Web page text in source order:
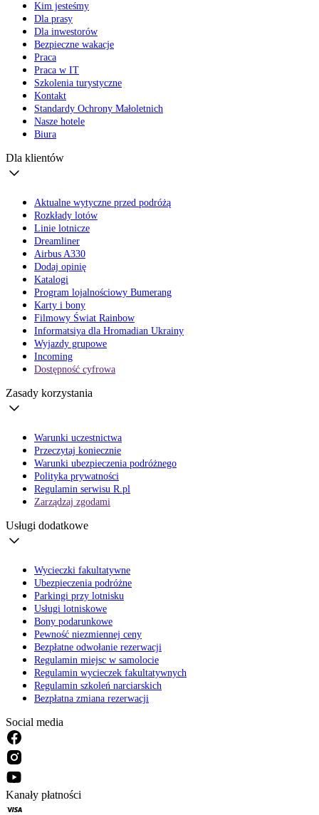
Kim jesteśmy
Dla prasy
Dla inwestorów
Bezpieczne wakacje
Praca
Praca w IT
Szkolenia turystyczne
Kontakt
Standardy Ochrony Małoletnich
Nasze hotele
Biura
Dla klientów
Aktualne wytyczne przed podróżą
Rozkłady lotów
Linie lotnicze
Dreamliner
Airbus A330
Dodaj opinię
Katalogi
Program lojalnościowy Bumerang
Karty i bony
Filmowy Świat Rainbow
Informatsiya dla Hromadian Ukrainy
Wyjazdy grupowe
Incoming
Dostępność cyfrowa
Zasady korzystania
Warunki uczestnictwa
Przeczytaj koniecznie
Warunki ubezpieczenia podróżnego
Polityka prywatności
Regulamin serwisu R.pl
Zarządzaj zgodami
Usługi dodatkowe
Wycieczki fakultatywne
Ubezpieczenia podróżne
Parkingi przy lotnisku
Usługi lotniskowe
Bony podarunkowe
Pewność niezmiennej ceny
Bezpłatne odwołanie rezerwacji
Regulamin miejsc w samolocie
Regulamin wycieczek fakultatywnych
Regulamin szkoleń narciarskich
Bezpłatna zmiana rezerwacji
Social media
Kanały płatności